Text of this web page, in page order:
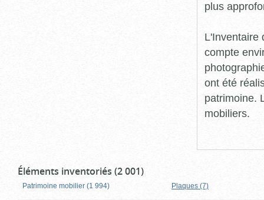
plus
L'Inventaire
compte
ont été
patrimoine.
mobiliers.
Éléments inventoriés (2 001)
Patrimoine mobilier (1 994) Plaques (7)